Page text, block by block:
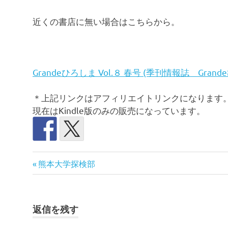
近くの書店に無い場合はこちらから。
Grandeひろしま Vol.８ 春号 (季刊情報誌
＊上記リンクはアフィリエイトリンクになります。
現在はKindle版のみの販売になっています。
グ
ラ
ろ
投
ナ
前
の
熊本大学探検部
返信を残す